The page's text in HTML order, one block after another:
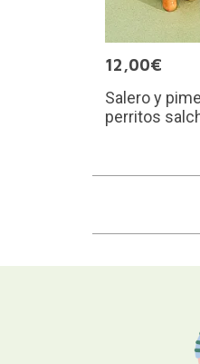
12,00€
Salero y
perritos